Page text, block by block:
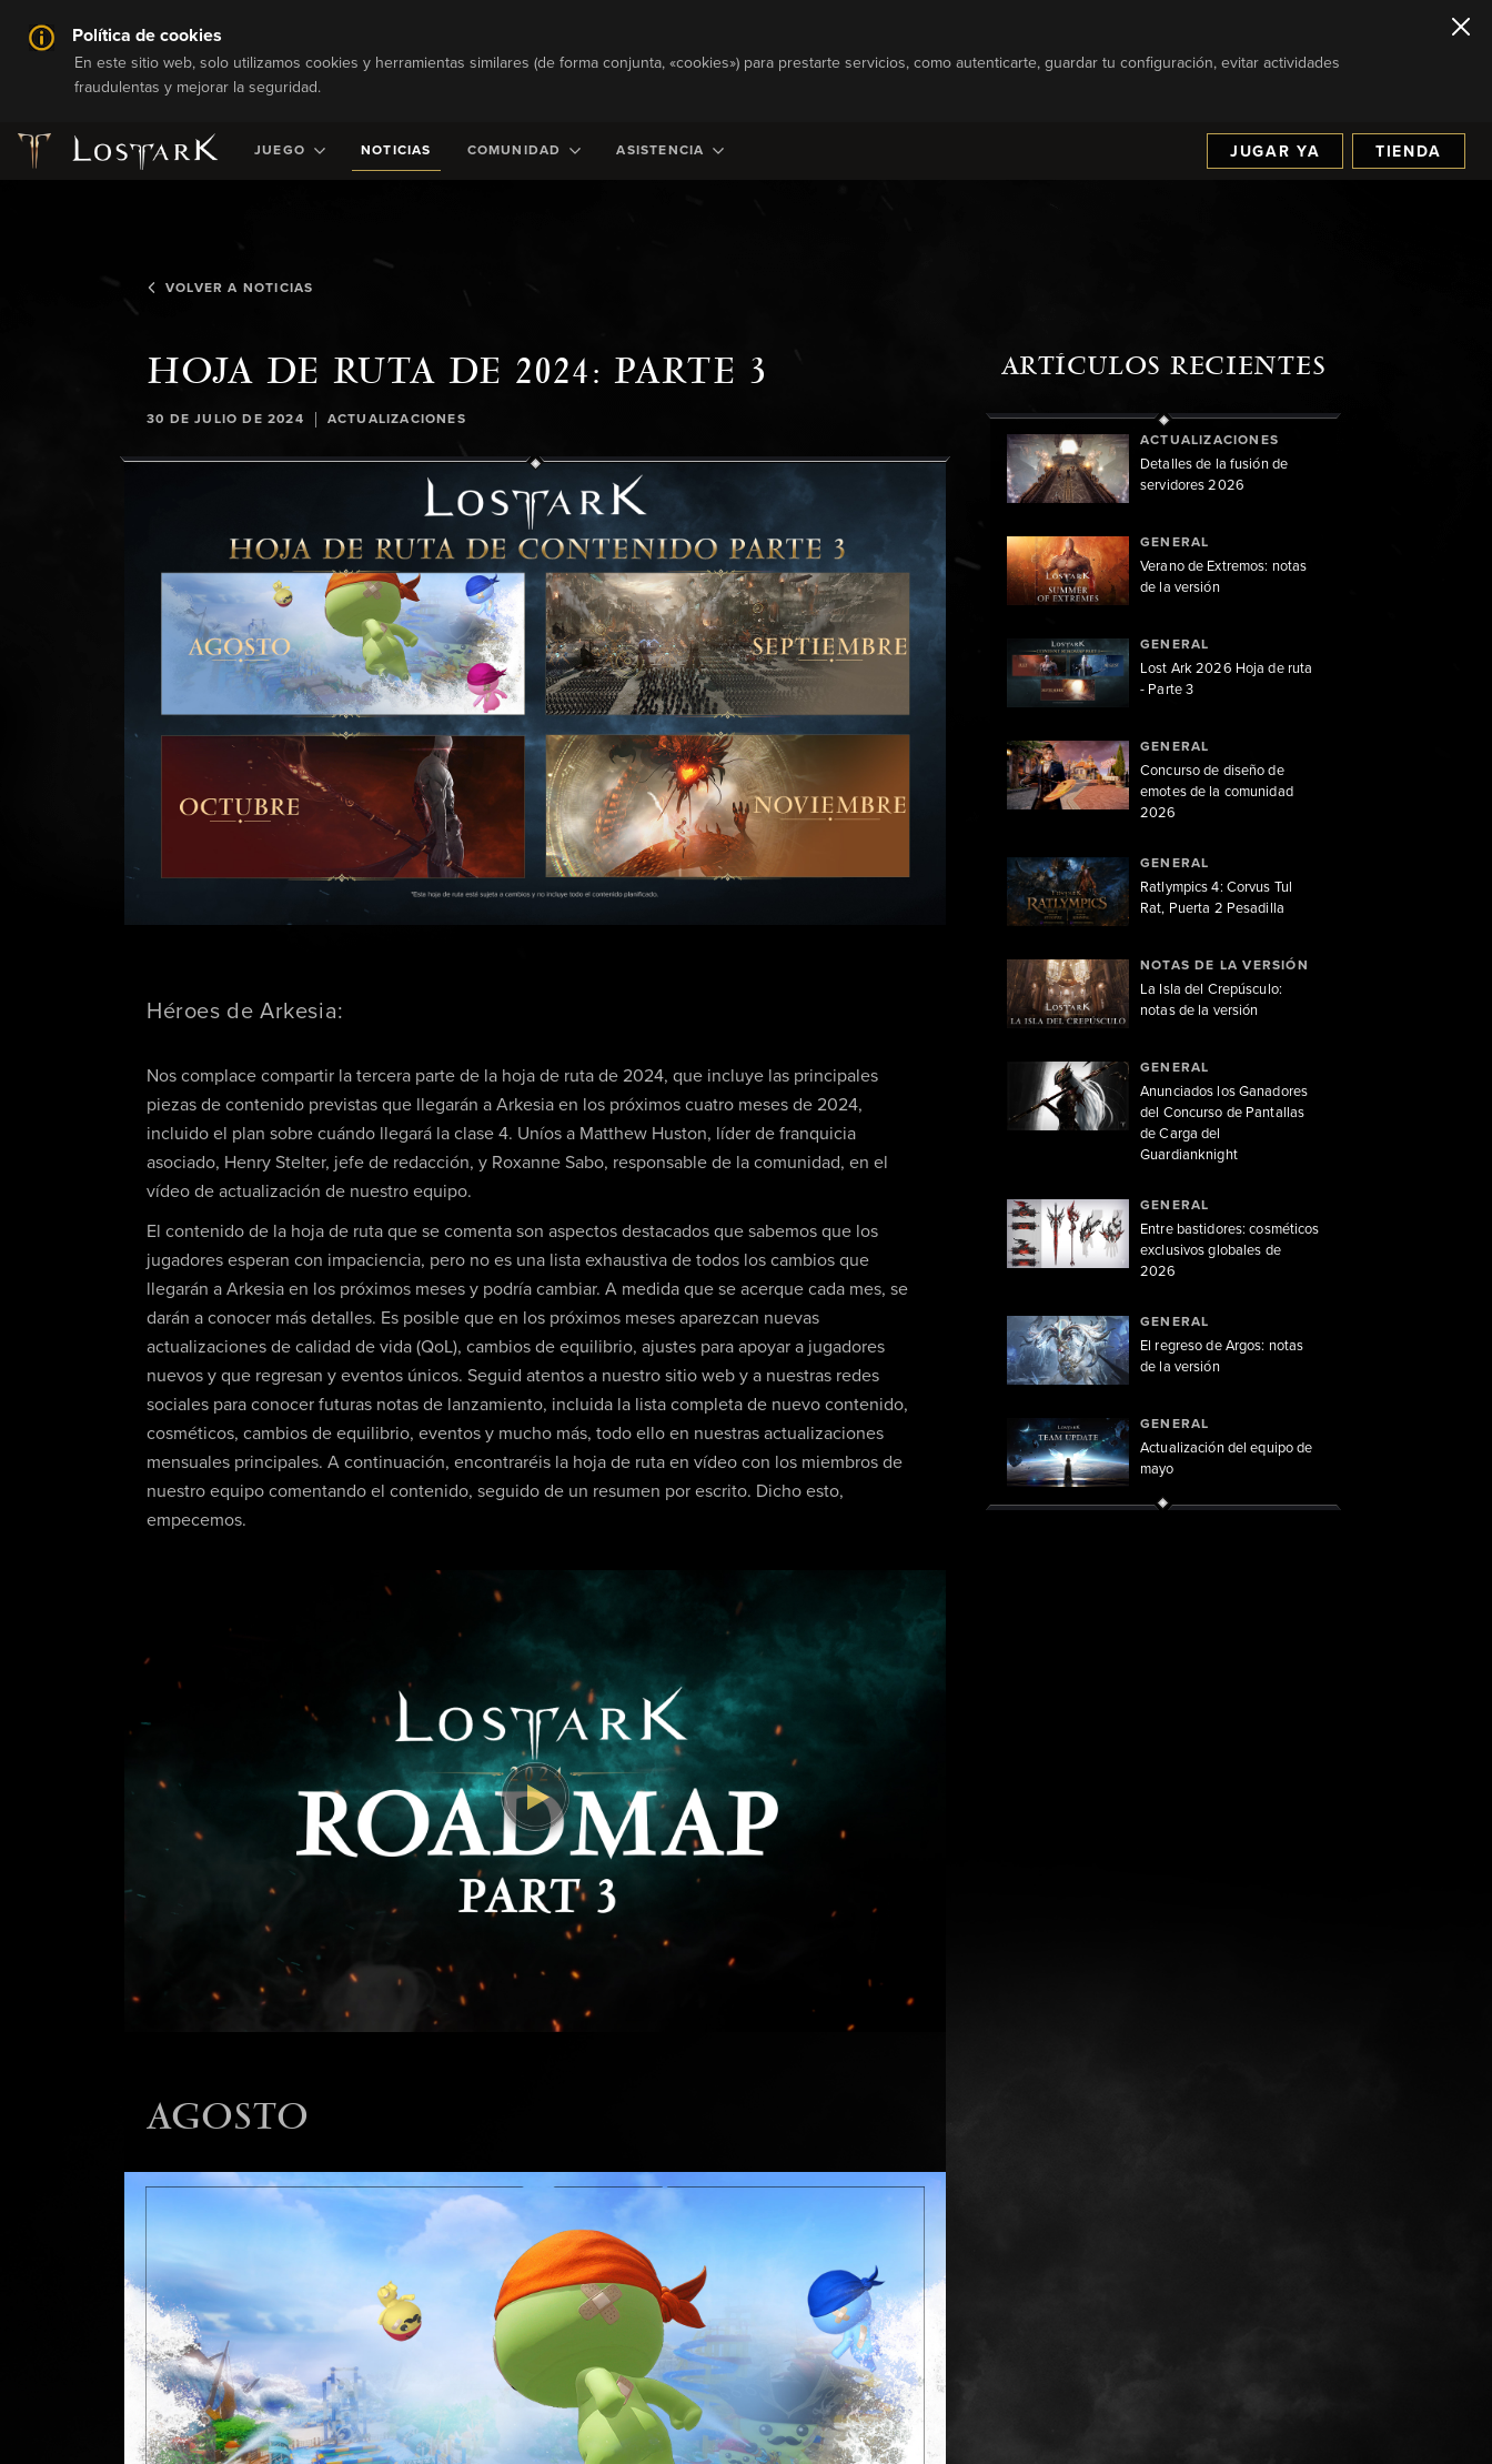
Política de cookies
En este sitio web, solo utilizamos cookies y herramientas similares (de forma conjunta, «cookies») para prestarte servicios, como autenticarte, guardar tu configuración, evitar actividades
fraudulentas y mejorar la seguridad.
JUEGO NOTICIAS COMUNIDAD ASISTENCIA JUGAR YA TIENDA
VOLVER A NOTICIAS
HOJA DE RUTA DE 2024: PARTE 3
30 DE JULIO DE 2024 | ACTUALIZACIONES
Héroes de Arkesia:
Nos complace compartir la tercera parte de la hoja de ruta de 2024, que incluye las principales
piezas de contenido previstas que llegarán a Arkesia en los próximos cuatro meses de 2024,
incluido el plan sobre cuándo llegará la clase 4. Uníos a Matthew Huston, líder de franquicia
asociado, Henry Stelter, jefe de redacción, y Roxanne Sabo, responsable de la comunidad, en el
vídeo de actualización de nuestro equipo.
El contenido de la hoja de ruta que se comenta son aspectos destacados que sabemos que los
jugadores esperan con impaciencia, pero no es una lista exhaustiva de todos los cambios que
llegarán a Arkesia en los próximos meses y podría cambiar. A medida que se acerque cada mes, se
darán a conocer más detalles. Es posible que en los próximos meses aparezcan nuevas
actualizaciones de calidad de vida (QoL), cambios de equilibrio, ajustes para apoyar a jugadores
nuevos y que regresan y eventos únicos. Seguid atentos a nuestro sitio web y a nuestras redes
sociales para conocer futuras notas de lanzamiento, incluida la lista completa de nuevo contenido,
cosméticos, cambios de equilibrio, eventos y mucho más, todo ello en nuestras actualizaciones
mensuales principales. A continuación, encontraréis la hoja de ruta en vídeo con los miembros de
nuestro equipo comentando el contenido, seguido de un resumen por escrito. Dicho esto,
empecemos.
AGOSTO
ARTÍCULOS RECIENTES
ACTUALIZACIONES
Detalles de la fusión de
servidores 2026
GENERAL
Verano de Extremos: notas
de la versión
GENERAL
Lost Ark 2026 Hoja de ruta
- Parte 3
GENERAL
Concurso de diseño de
emotes de la comunidad
2026
GENERAL
Ratlympics 4: Corvus Tul
Rat, Puerta 2 Pesadilla
NOTAS DE LA VERSIÓN
La Isla del Crepúsculo:
notas de la versión
GENERAL
Anunciados los Ganadores
del Concurso de Pantallas
de Carga del
Guardianknight
GENERAL
Entre bastidores: cosméticos
exclusivos globales de
2026
GENERAL
El regreso de Argos: notas
de la versión
GENERAL
Actualización del equipo de
mayo